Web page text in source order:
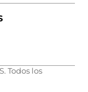
Todos los